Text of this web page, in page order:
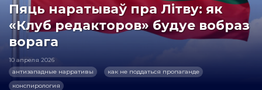
Пяць наратываў пра Літву: як
«Клуб редакторов» будуе вобраз
ворага
10 апреля 2026
антизападные нарративы
как не поддаться пропаганде
конспирология